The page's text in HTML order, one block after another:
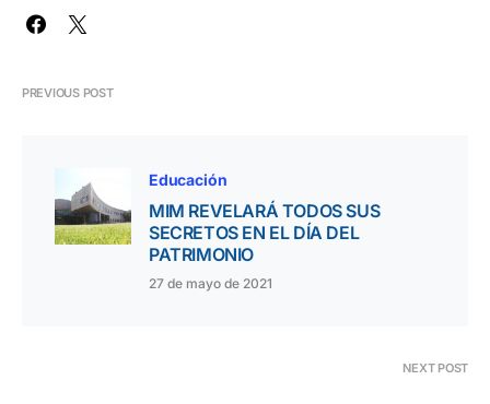
PREVIOUS POST
Educación
MIM REVELARÁ TODOS SUS
SECRETOS EN EL DÍA DEL
PATRIMONIO
27 de mayo de 2021
NEXT POST